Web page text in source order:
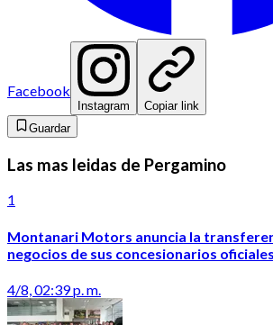
Facebook
Instagram
Copiar link
Guardar
Las mas leidas de Pergamino
1
Montanari Motors anuncia la
negocios de sus concesionarios
4/8, 02:39 p. m.